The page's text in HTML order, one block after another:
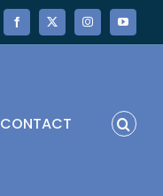
Facebook
X InstagramYouTube
CONTACT